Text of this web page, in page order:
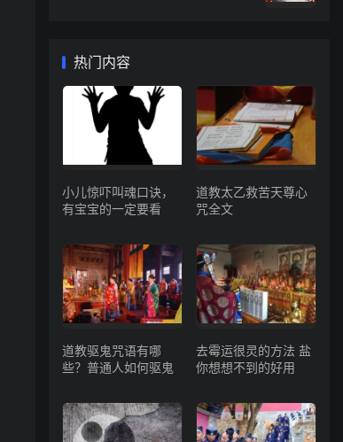
热门内容
小儿惊吓叫魂口诀，
有宝宝的一定要看
道教太乙救苦天尊心
咒全文
道教驱鬼咒语有哪
些？普通人如何驱鬼
去霉运很灵的方法 盐
你想想不到的好用